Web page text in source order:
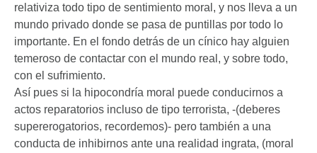
relativiza todo tipo de sentimiento moral, y nos lleva a un
mundo privado donde se pasa de puntillas por todo lo
importante. En el fondo detrás de un cínico hay alguien
temeroso de contactar con el mundo real, y sobre todo,
con el sufrimiento.
Así pues si la hipocondría moral puede conducirnos a
actos reparatorios incluso de tipo terrorista, -(deberes
supererogatorios, recordemos)- pero también a una
conducta de inhibirnos ante una realidad ingrata, (moral